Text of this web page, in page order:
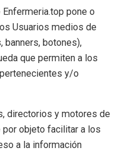
pone o
Usuarios medios de
banners, botones),
que permiten a los
y/o
directorios y motores de
por objeto facilitar a los
a la información